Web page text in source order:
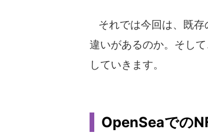
それでは今回は、既存
違いがあるのか。そし
していきます。
OpenSeaでの